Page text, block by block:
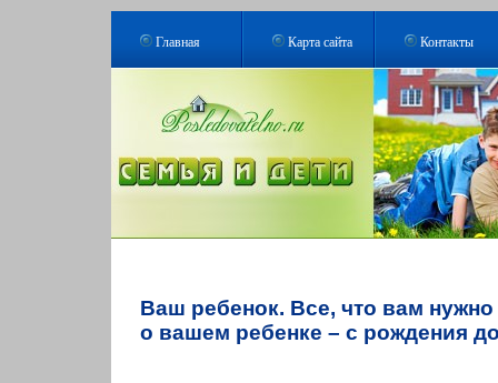
Главная Карта сайта Контакты
Ваш ребенок. Все, что вам нужно
о вашем ребенке – с рождения